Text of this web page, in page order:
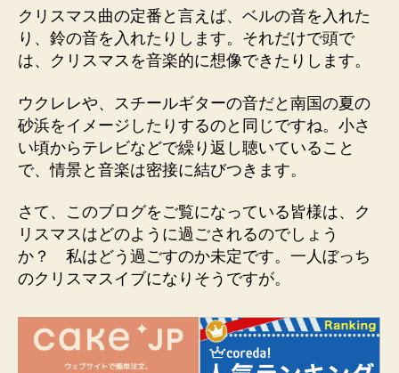
クリスマス曲の定番と言えば、ベルの音を入れた
り、鈴の音を入れたりします。それだけで頭で
は、クリスマスを音楽的に想像できたりします。
ウクレレや、スチールギターの音だと南国の夏の
砂浜をイメージしたりするのと同じですね。小さ
い頃からテレビなどで繰り返し聴いていること
で、情景と音楽は密接に結びつきます。
さて、このブログをご覧になっている皆様は、ク
リスマスはどのように過ごされるのでしょう
か？ 私はどう過ごすのか未定です。一人ぼっち
のクリスマスイブになりそうですが。